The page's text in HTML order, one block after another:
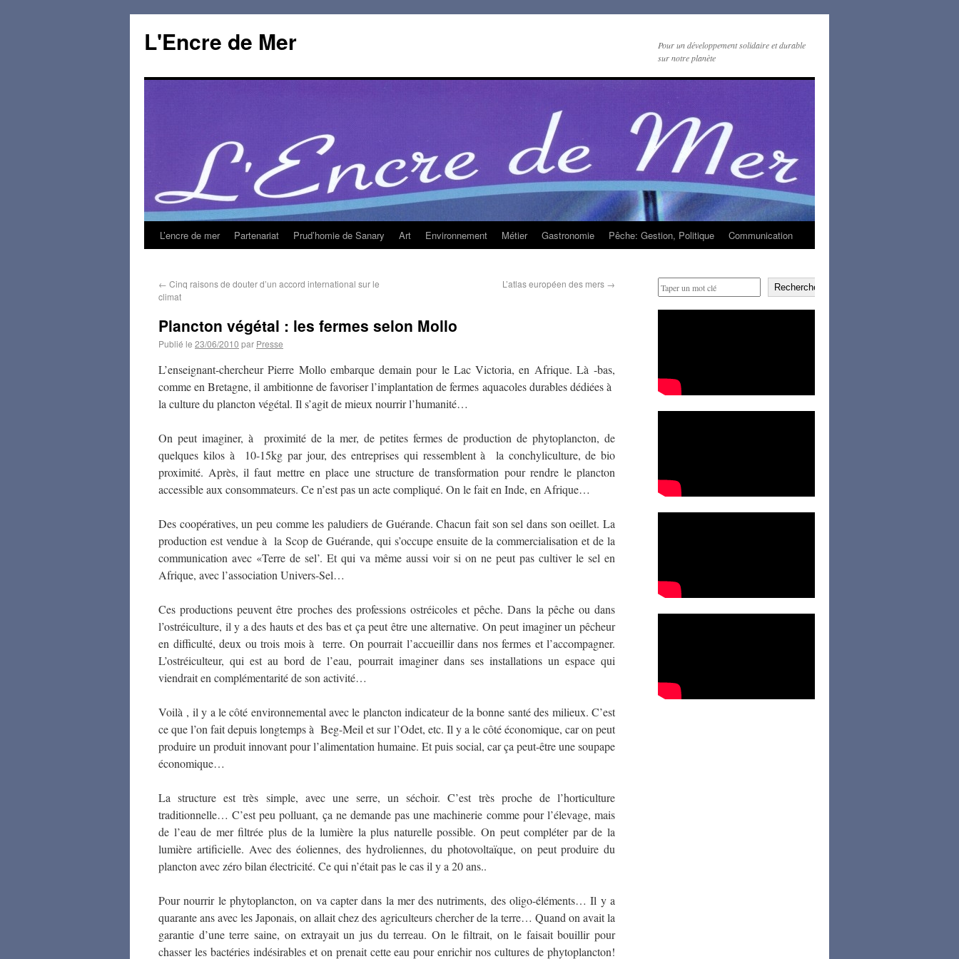
L'Encre de Mer
Pour un développement solidaire et durable
sur notre planète
L’encre de mer Partenariat Prud’homie de Sanary Art Environnement Métier Gastronomie Pêche: Gestion, Politique Communication
← Cinq raisons de douter d’un accord international sur le
climat
L’atlas européen des mers →
Plancton végétal : les fermes selon Mollo
Publié le 23/06/2010 par Presse
L’enseignant-chercheur Pierre Mollo embarque demain pour le Lac Victoria, en Afrique. Là -bas,
comme en Bretagne, il ambitionne de favoriser l’implantation de fermes aquacoles durables dédiées à
la culture du plancton végétal. Il s’agit de mieux nourrir l’humanité…
On peut imaginer, à proximité de la mer, de petites fermes de production de phytoplancton, de
quelques kilos à 10-15kg par jour, des entreprises qui ressemblent à la conchyliculture, de bio
proximité. Après, il faut mettre en place une structure de transformation pour rendre le plancton
accessible aux consommateurs. Ce n’est pas un acte compliqué. On le fait en Inde, en Afrique…
Des coopératives, un peu comme les paludiers de Guérande. Chacun fait son sel dans son oeillet. La
production est vendue à la Scop de Guérande, qui s’occupe ensuite de la commercialisation et de la
communication avec «Terre de sel’. Et qui va même aussi voir si on ne peut pas cultiver le sel en
Afrique, avec l’association Univers-Sel…
Ces productions peuvent être proches des professions ostréicoles et pêche. Dans la pêche ou dans
l’ostréiculture, il y a des hauts et des bas et ça peut être une alternative. On peut imaginer un pêcheur
en difficulté, deux ou trois mois à terre. On pourrait l’accueillir dans nos fermes et l’accompagner.
L’ostréiculteur, qui est au bord de l’eau, pourrait imaginer dans ses installations un espace qui
viendrait en complémentarité de son activité…
Voilà , il y a le côté environnemental avec le plancton indicateur de la bonne santé des milieux. C’est
ce que l’on fait depuis longtemps à Beg-Meil et sur l’Odet, etc. Il y a le côté économique, car on peut
produire un produit innovant pour l’alimentation humaine. Et puis social, car ça peut-être une soupape
économique…
La structure est très simple, avec une serre, un séchoir. C’est très proche de l’horticulture
traditionnelle… C’est peu polluant, ça ne demande pas une machinerie comme pour l’élevage, mais
de l’eau de mer filtrée plus de la lumière la plus naturelle possible. On peut compléter par de la
lumière artificielle. Avec des éoliennes, des hydroliennes, du photovoltaïque, on peut produire du
plancton avec zéro bilan électricité. Ce qui n’était pas le cas il y a 20 ans..
Pour nourrir le phytoplancton, on va capter dans la mer des nutriments, des oligo-éléments… Il y a
quarante ans avec les Japonais, on allait chez des agriculteurs chercher de la terre… Quand on avait la
garantie d’une terre saine, on extrayait un jus du terreau. On le filtrait, on le faisait bouillir pour
chasser les bactéries indésirables et on prenait cette eau pour enrichir nos cultures de phytoplancton!
Rechercher